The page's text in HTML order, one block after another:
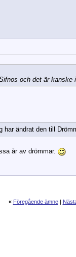
och det är kanske
har ändrat den till
år av drömmar.
« Föregående ämne|